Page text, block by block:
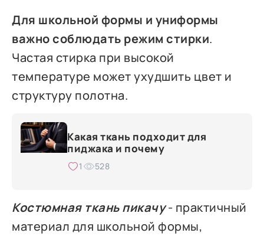
Для школьной формы и униформы
важно соблюдать режим стирки.
Частая стирка при высокой
температуре может ухудшить цвет и
структуру полотна.
Какая ткань подходит для
пиджака и почему
1 528
Костюмная ткань пикачу- практичный
материал для школьной формы,